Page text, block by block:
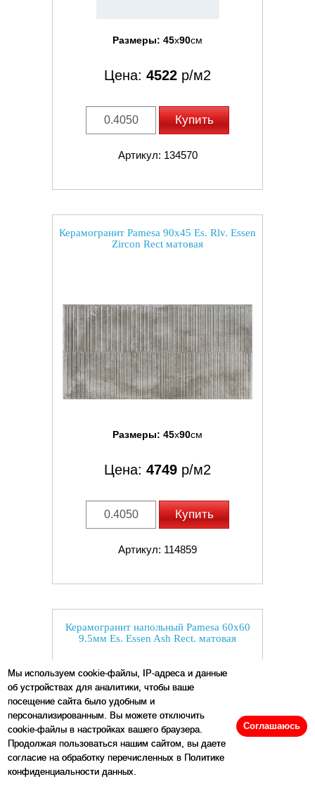
Мы используем cookie-файлы, IP-адреса и данные
об устройствах для аналитики, чтобы ваше
посещение сайта было удобным и
персонализированным. Вы можете отключить
cookie-файлы в настройках вашего браузера.
Продолжая пользоваться нашим сайтом, вы даете
согласие на обработку перечисленных в Политике
конфиденциальности данных.
Соглашаюсь
Размеры: 45x90см
Цена: 4522 р/м2
Купить
Артикул: 134570
Керамогранит Pamesa 90x45 Es. Rlv. Essen
Zircon Rect матовая
Размеры: 45x90см
Цена: 4749 р/м2
Купить
Артикул: 114859
Керамогранит напольный Pamesa 60x60
9.5мм Es. Essen Ash Rect. матовая